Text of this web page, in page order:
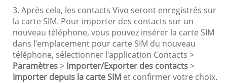
3. Après cela, les contacts Vivo seront enregistrés sur
la carte SIM. Pour importer des contacts sur un
nouveau téléphone, vous pouvez insérer la carte SIM
dans l'emplacement pour carte SIM du nouveau
téléphone, sélectionner l'application Contacts >
Paramètres> Importer/Exporter des contacts>
Importer depuis la carte SIM et confirmer votre choix.